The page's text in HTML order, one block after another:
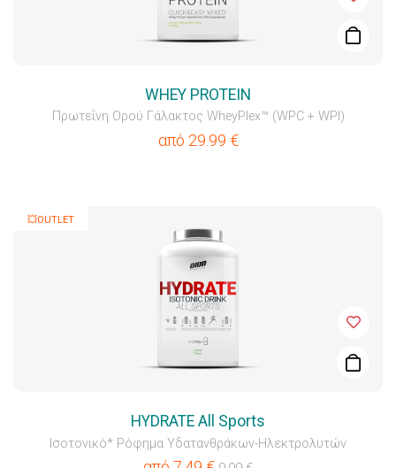
WHEY PROTEIN
Πρωτεΐνη Ορού Γάλακτος WheyPlex™ (WPC + WPI)
από 29.99 €
💥OUTLET
HYDRATE All Sports
Ισοτονικό* Ρόφημα Υδατανθράκων-Ηλεκτρολυτών